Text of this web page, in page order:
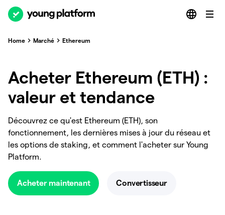
Home Marché Ethereum
Acheter Ethereum (ETH) :
valeur et tendance
Découvrez ce qu'est Ethereum (ETH), son
fonctionnement, les dernières mises à jour du réseau et
les options de staking, et comment l'acheter sur Young
Platform.
Acheter maintenant Convertisseur